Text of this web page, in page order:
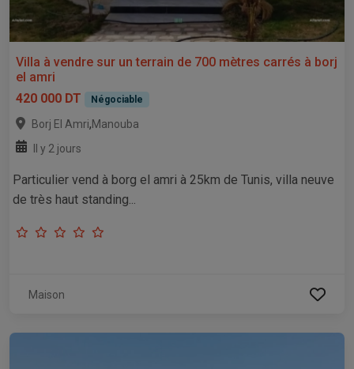
Villa à vendre sur un terrain de 700 mètres carrés à borj
el amri
420 000 DT
Négociable
Borj El Amri,Manouba
Il y 2 jours
Particulier vend à borg el amri à 25km de Tunis, villa neuve
de très haut standing...
Maison